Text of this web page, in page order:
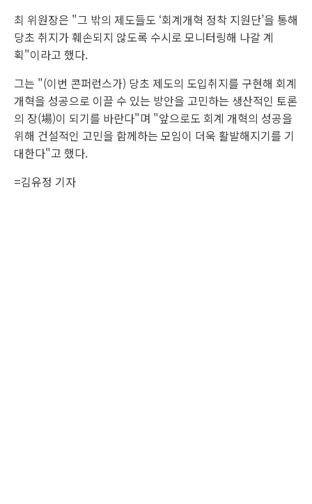
최 위원장은 "그 밖의 제도들도 ‘회계개혁 정착 지원단’을 통해
당초 취지가 훼손되지 않도록 수시로 모니터링해 나갈 계
획"이라고 했다.
그는 "(이번 콘퍼런스가) 당초 제도의 도입취지를 구현해 회계
개혁을 성공으로 이끌 수 있는 방안을 고민하는 생산적인 토론
의 장(場)이 되기를 바란다"며 "앞으로도 회계 개혁의 성공을
위해 건설적인 고민을 함께하는 모임이 더욱 활발해지기를 기
대한다"고 했다.
=김유정 기자